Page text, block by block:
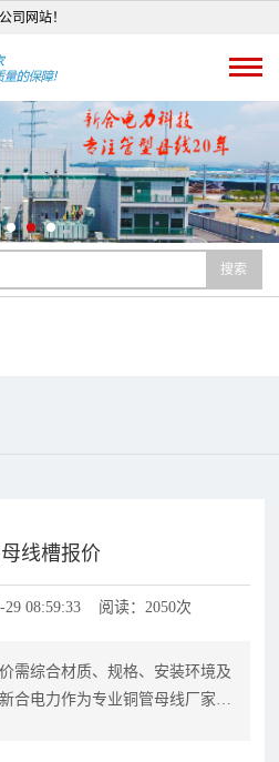
司网站！
搜索
线槽报价
29 08:59:33 阅读：2050次
需综合材质、规格、安装环境及
合电力作为专业铜管母线厂家，